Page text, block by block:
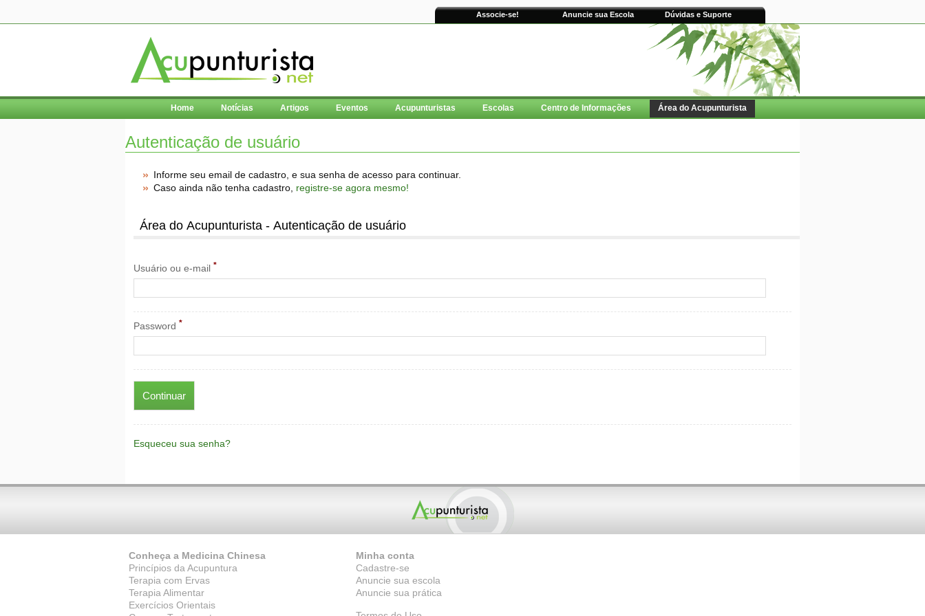
Associe-se! Anuncie sua Escola Dúvidas e Suporte
Home Notícias Artigos Eventos Acupunturistas Escolas Centro de Informações Área do Acupunturista
Autenticação de usuário
Informe seu email de cadastro, e sua senha de acesso para continuar.
Caso ainda não tenha cadastro, registre-se agora mesmo!
Área do Acupunturista - Autenticação de usuário
Usuário ou e-mail *
Password *
Esqueceu sua senha?
Conheça a Medicina Chinesa
Princípios da Acupuntura
Terapia com Ervas
Terapia Alimentar
Exercícios Orientais
Minha conta
Cadastre-se
Anuncie sua escola
Anuncie sua prática